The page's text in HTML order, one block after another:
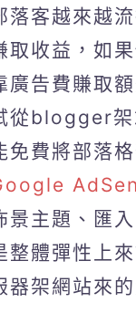
落客越來越
取收益，如
廣告費賺取
從blogger架
免費將部落格
景主題、匯
整體彈性上
器架網站來的